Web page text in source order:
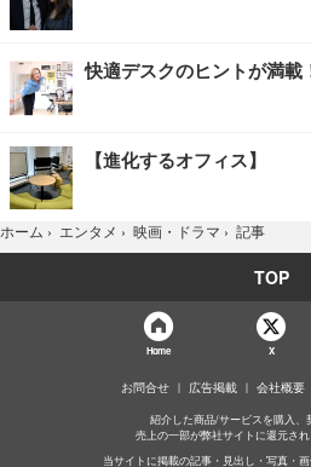
快適デスクのヒントが満
【進化するオフィス】
ホーム › エンタメ › 映画・ドラマ › 記事
TOP
Home X
お問合せ 広告掲載 会社概要
紹介した商品/サービスを購入、
売上の一部が弊社サイトに還元され
当サイトに掲載の記事・見出し・写真・画